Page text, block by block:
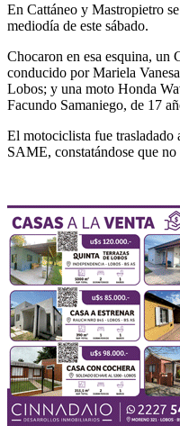
En Cattáneo y Mastropietro
mediodía de este sábado.
Chocaron en esa esquina, un
conducido por Mariela
Lobos; y una moto Honda
Facundo Samaniego, de 17
El motociclista fue
SAME, constatándose que no